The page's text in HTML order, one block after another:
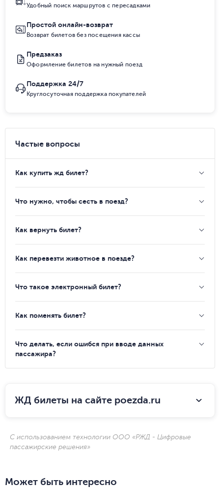
Удобный поиск маршрутов с пересадками
Простой онлайн-возврат
Возврат билетов без посещения кассы
Предзаказ
Оформление билетов на нужный поезд
Поддержка 24/7
Круглосуточная поддержка покупателей
Частые вопросы
Как купить жд билет?
Что нужно, чтобы сесть в поезд?
Как вернуть билет?
Как перевезти животное в поезде?
Что такое электронный билет?
Как поменять билет?
Что делать, если ошибся при вводе данных
пассажира?
ЖД билеты на сайте poezda.ru
С использованием технологии ООО «РЖД - Цифровые
пассажирские решения»
Может быть интересно